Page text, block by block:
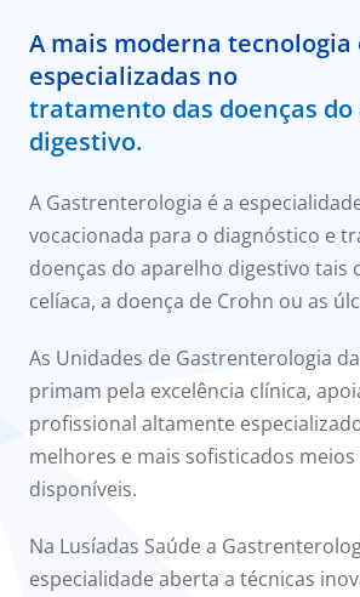
Acordos
Sport
a nós
A mais moderna tecnologia
especializadas no
tratamento das doenças
digestivo.
A Gastrenterologia é a
vocacionada para o diagnóstico e
doenças do aparelho digestivo tais
celíaca, a doença de Crohn ou as
As Unidades de Gastrenterologia
primam pela excelência clínica,
profissional altamente
melhores e mais sofisticados
disponíveis.
Na Lusíadas Saúde a
especialidade aberta a técnicas